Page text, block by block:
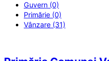
Guvern (0)
Primărie (0)
Vânzare (31)